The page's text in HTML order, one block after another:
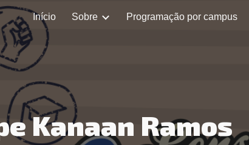
Skip to navigation
Início Sobre Programação por campus
Kanaan Ramos